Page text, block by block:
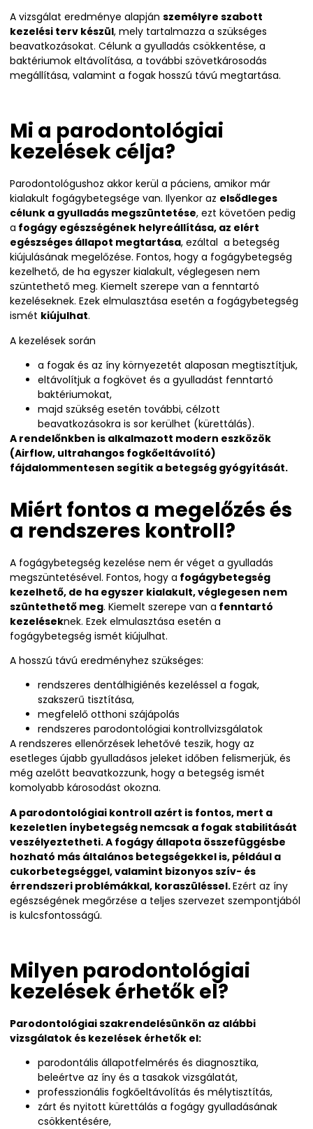
A vizsgálat eredménye alapján személyre szabott
kezelési terv készül, mely tartalmazza a szükséges
beavatkozásokat. Célunk a gyulladás csökkentése, a
baktériumok eltávolítása, a további szövetkárosodás
megállítása, valamint a fogak hosszú távú megtartása.
Mi a parodontológiai
kezelések célja?
Parodontológushoz akkor kerül a páciens, amikor már
kialakult fogágybetegsége van. Ilyenkor az elsődleges
célunk a gyulladás megszüntetése, ezt követően pedig
a fogágy egészségének helyreállítása, az elért
egészséges állapot megtartása, ezáltal a betegség
kiújulásának megelőzése. Fontos, hogy a fogágybetegség
kezelhető, de ha egyszer kialakult, véglegesen nem
szüntethető meg. Kiemelt szerepe van a fenntartó
kezeléseknek. Ezek elmulasztása esetén a fogágybetegség
ismét kiújulhat.
A kezelések során
a fogak és az íny környezetét alaposan megtisztítjuk,
eltávolítjuk a fogkövet és a gyulladást fenntartó
baktériumokat,
majd szükség esetén további, célzott
beavatkozásokra is sor kerülhet (kürettálás).
A rendelőnkben is alkalmazott modern eszközök
(Airflow, ultrahangos fogkőeltávolító)
fájdalommentesen segítik a betegség gyógyítását.
Miért fontos a megelőzés és
a rendszeres kontroll?
A fogágybetegség kezelése nem ér véget a gyulladás
megszüntetésével. Fontos, hogy a fogágybetegség
kezelhető, de ha egyszer kialakult, véglegesen nem
szüntethető meg. Kiemelt szerepe van a fenntartó
kezeléseknek. Ezek elmulasztása esetén a
fogágybetegség ismét kiújulhat.
A hosszú távú eredményhez szükséges:
rendszeres dentálhigiénés kezeléssel a fogak,
szakszerű tisztítása,
megfelelő otthoni szájápolás
rendszeres parodontológiai kontrollvizsgálatok
A rendszeres ellenőrzések lehetővé teszik, hogy az
esetleges újabb gyulladásos jeleket időben felismerjük, és
még azelőtt beavatkozzunk, hogy a betegség ismét
komolyabb károsodást okozna.
A parodontológiai kontroll azért is fontos, mert a
kezeletlen ínybetegség nemcsak a fogak stabilitását
veszélyeztetheti. A fogágy állapota összefüggésbe
hozható más általános betegségekkel is, például a
cukorbetegséggel, valamint bizonyos szív- és
érrendszeri problémákkal, koraszüléssel.Ezért az íny
egészségének megőrzése a teljes szervezet szempontjából
is kulcsfontosságú.
Milyen parodontológiai
kezelések érhetők el?
Parodontológiai szakrendelésünkön az alábbi
vizsgálatok és kezelések érhetők el:
parodontális állapotfelmérés és diagnosztika,
beleértve az íny és a tasakok vizsgálatát,
professzionális fogkőeltávolítás és mélytisztítás,
zárt és nyitott kürettálás a fogágy gyulladásának
csökkentésére,